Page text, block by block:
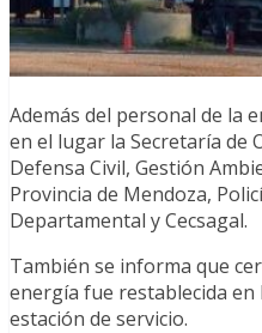
Además del personal de la
en el lugar la Secretaría de
Defensa Civil, Gestión
Provincia de Mendoza,
Departamental y Cecsagal.
También se informa que
energía fue restablecida en
estación de servicio.